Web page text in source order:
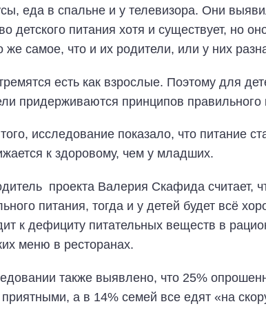
еда в спальне и у телевизора. Они
детского питания хотя и существует, но
же самое, что и их родители, или у них
есть как взрослые. Поэтому для
придерживаются принципов правильного
исследование показало, что питание
к здоровому, чем у младших.
проекта Валерия Скафида считает,
питания, тогда и у детей будет всё
к дефициту питательных веществ в
меню в ресторанах.
также выявлено, что 25%
а в 14% семей все едят «на